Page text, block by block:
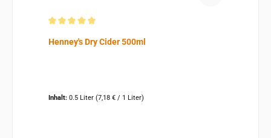
Henney's Dry Cider 500ml
Inhalt: 0.5 Liter (7,18 € / 1 Liter)